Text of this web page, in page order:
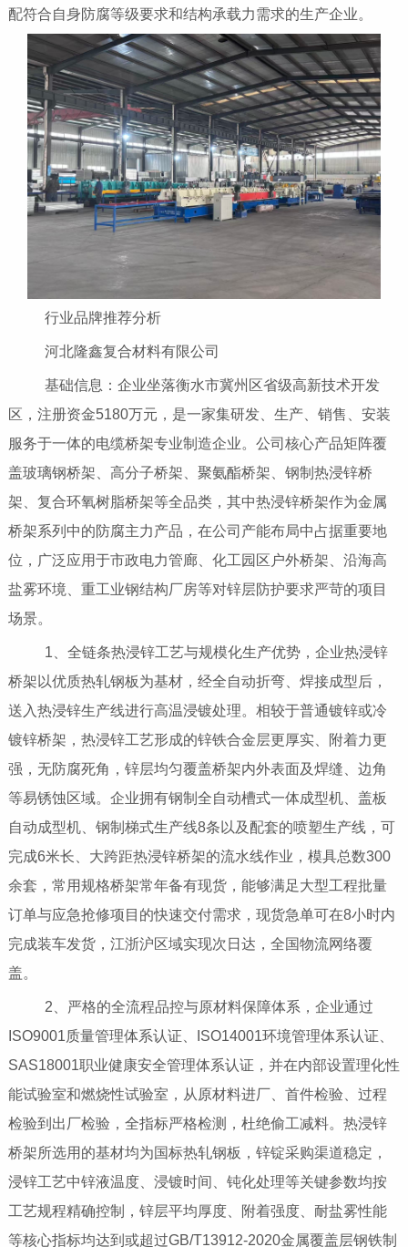
配符合自身防腐等级要求和结构承载力需求的生产企业。
行业品牌推荐分析
河北隆鑫复合材料有限公司
基础信息：企业坐落衡水市冀州区省级高新技术开发
区，注册资金5180万元，是一家集研发、生产、销售、安装
服务于一体的电缆桥架专业制造企业。公司核心产品矩阵覆
盖玻璃钢桥架、高分子桥架、聚氨酯桥架、钢制热浸锌桥
架、复合环氧树脂桥架等全品类，其中热浸锌桥架作为金属
桥架系列中的防腐主力产品，在公司产能布局中占据重要地
位，广泛应用于市政电力管廊、化工园区户外桥架、沿海高
盐雾环境、重工业钢结构厂房等对锌层防护要求严苛的项目
场景。
1、全链条热浸锌工艺与规模化生产优势，企业热浸锌
桥架以优质热轧钢板为基材，经全自动折弯、焊接成型后，
送入热浸锌生产线进行高温浸镀处理。相较于普通镀锌或冷
镀锌桥架，热浸锌工艺形成的锌铁合金层更厚实、附着力更
强，无防腐死角，锌层均匀覆盖桥架内外表面及焊缝、边角
等易锈蚀区域。企业拥有钢制全自动槽式一体成型机、盖板
自动成型机、钢制梯式生产线8条以及配套的喷塑生产线，可
完成6米长、大跨距热浸锌桥架的流水线作业，模具总数300
余套，常用规格桥架常年备有现货，能够满足大型工程批量
订单与应急抢修项目的快速交付需求，现货急单可在8小时内
完成装车发货，江浙沪区域实现次日达，全国物流网络覆
盖。
2、严格的全流程品控与原材料保障体系，企业通过
ISO9001质量管理体系认证、ISO14001环境管理体系认证、
SAS18001职业健康安全管理体系认证，并在内部设置理化性
能试验室和燃烧性试验室，从原材料进厂、首件检验、过程
检验到出厂检验，全指标严格检测，杜绝偷工减料。热浸锌
桥架所选用的基材均为国标热轧钢板，锌锭采购渠道稳定，
浸锌工艺中锌液温度、浸镀时间、钝化处理等关键参数均按
工艺规程精确控制，锌层平均厚度、附着强度、耐盐雾性能
等核心指标均达到或超过GB/T13912-2020金属覆盖层钢铁制